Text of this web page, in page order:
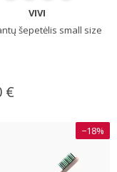
VIVI
šepetėlis small size
€
−18%